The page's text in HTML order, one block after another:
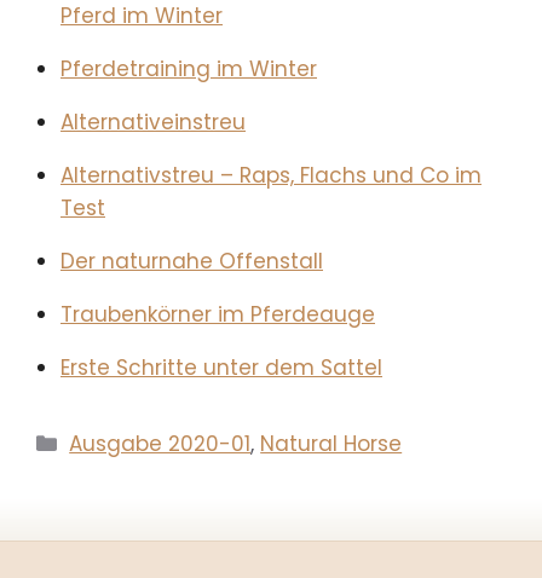
Pferd im Winter
Pferdetraining im Winter
Alternativeinstreu
Alternativstreu – Raps, Flachs und Co im
Test
Der naturnahe Offenstall
Traubenkörner im Pferdeauge
Erste Schritte unter dem Sattel
Kategorien
Ausgabe 2020-01, Natural Horse